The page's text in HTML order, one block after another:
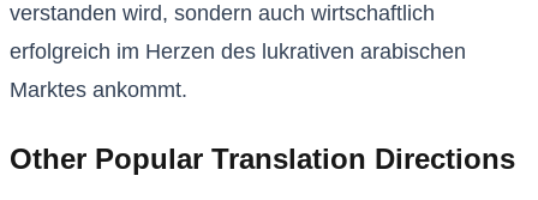
verstanden wird, sondern auch wirtschaftlich
erfolgreich im Herzen des lukrativen arabischen
Marktes ankommt.
Other Popular Translation Directions